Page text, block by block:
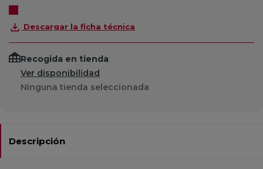
Descargar la ficha técnica
Recogida en tienda
Ver disponibilidad
Ninguna tienda seleccionada
Descripción